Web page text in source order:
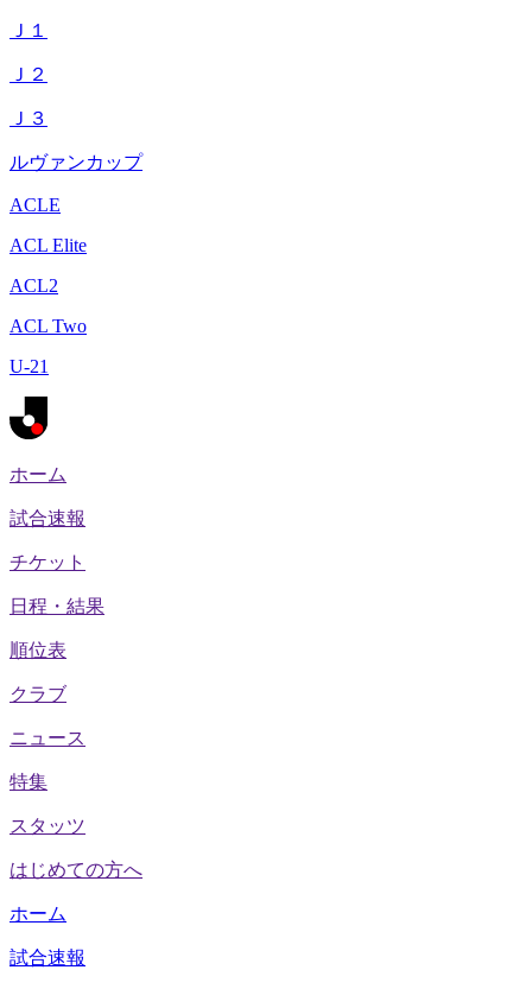
Ｊ１
Ｊ２
Ｊ３
ルヴァンカップ
ACLE
ACL Elite
ACL2
ACL Two
U-21
ホーム
試合速報
チケット
日程・結果
順位表
クラブ
ニュース
特集
スタッツ
はじめての方へ
ホーム
試合速報